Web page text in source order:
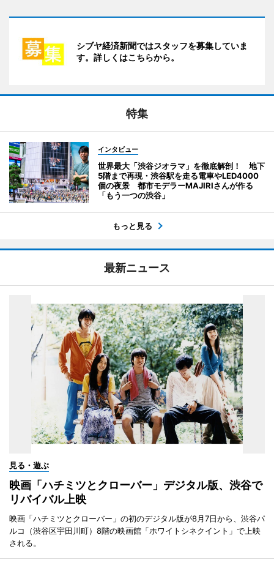
シブヤ経済新聞ではスタッフを募集していま
す。詳しくはこちらから。
特集
インタビュー
世界最大「渋谷ジオラマ」を徹底解剖！ 地下
5階まで再現・渋谷駅を走る電車やLED4000
個の夜景 都市モデラーMAJIRIさんが作る
「もう一つの渋谷」
もっと見る
最新ニュース
見る・遊ぶ
映画「ハチミツとクローバー」デジタル版、渋谷で
リバイバル上映
映画「ハチミツとクローバー」の初のデジタル版が8月7日から、渋谷パ
ルコ（渋谷区宇田川町）8階の映画館「ホワイトシネクイント」で上映
される。